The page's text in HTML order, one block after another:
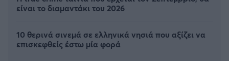
είναι το διαμαντάκι του 2026
10 θερινά σινεμά σε ελληνικά νησιά που αξίζει να
επισκεφθείς έστω μία φορά